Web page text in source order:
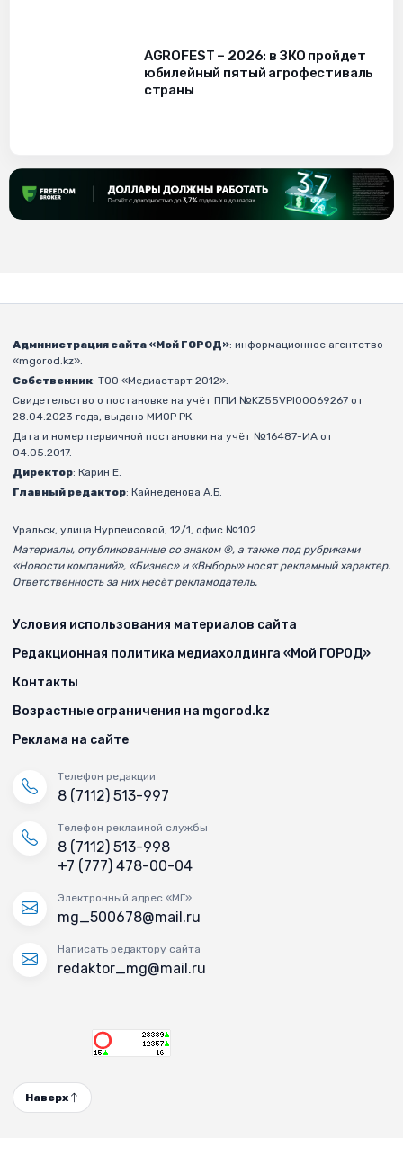
AGROFEST – 2026: в ЗКО пройдет
юбилейный пятый агрофестиваль
страны
Администрация сайта «Мой ГОРОД»: информационное агентство
«mgorod.kz».
Собственник: ТОО «Медиастарт 2012».
Свидетельство о постановке на учёт ППИ №KZ55VPI00069267 от
28.04.2023 года, выдано МИОР РК.
Дата и номер первичной постановки на учёт №16487-ИА от
04.05.2017.
Директор: Карин Е.
Главный редактор: Кайнеденова А.Б.
Уральск, улица Нурпеисовой, 12/1, офис №102.
Материалы, опубликованные со знаком ®, а также под рубриками
«Новости компаний», «Бизнес» и «Выборы» носят рекламный характер.
Ответственность за них несёт рекламодатель.
Условия использования материалов сайта
Редакционная политика медиахолдинга «Мой ГОРОД»
Контакты
Возрастные ограничения на mgorod.kz
Реклама на сайте
Телефон редакции
8 (7112) 513-997
Телефон рекламной службы
8 (7112) 513-998
+7 (777) 478-00-04
Электронный адрес «МГ»
mg_500678@mail.ru
Написать редактору сайта
redaktor_mg@mail.ru
Наверх